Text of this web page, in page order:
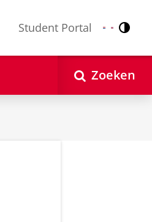
Student Portal Nederlands
English
Zoeken